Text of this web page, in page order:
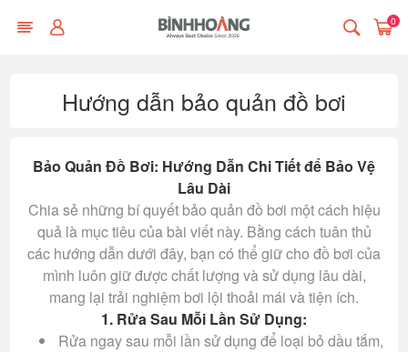
0
Hướng dẫn bảo quản đồ bơi
Bảo Quản Đồ Bơi: Hướng Dẫn Chi Tiết để Bảo Vệ
Lâu Dài
Chia sẻ những bí quyết bảo quản đồ bơi một cách hiệu
quả là mục tiêu của bài viết này. Bằng cách tuân thủ
các hướng dẫn dưới đây, bạn có thể giữ cho đồ bơi của
mình luôn giữ được chất lượng và sử dụng lâu dài,
mang lại trải nghiệm bơi lội thoải mái và tiện ích.
1. Rửa Sau Mỗi Lần Sử Dụng:
Rửa ngay sau mỗi lần sử dụng để loại bỏ dầu tắm,